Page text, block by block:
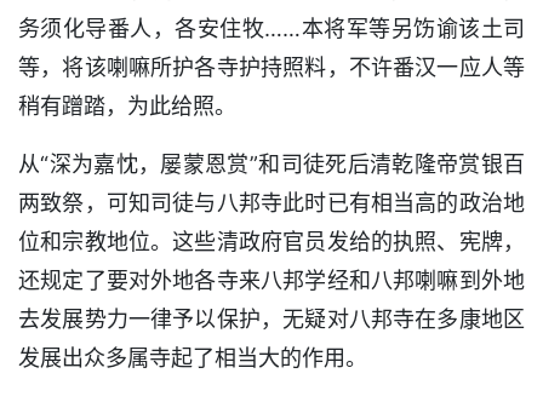
务须化导番人，各安住牧……本将军等另饬谕该土司
等，将该喇嘛所护各寺护持照料，不许番汉一应人等
稍有蹭踏，为此给照。
从“深为嘉忱，屡蒙恩赏”和司徒死后清乾隆帝赏银百
两致祭，可知司徒与八邦寺此时已有相当高的政治地
位和宗教地位。这些清政府官员发给的执照、宪牌，
还规定了要对外地各寺来八邦学经和八邦喇嘛到外地
去发展势力一律予以保护，无疑对八邦寺在多康地区
发展出众多属寺起了相当大的作用。